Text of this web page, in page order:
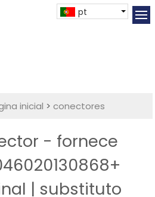
pt
inicial >conectores
- fornece
| substituto